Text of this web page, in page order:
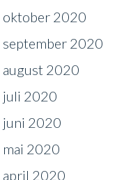
oktober 2020
september 2020
august 2020
juli 2020
juni 2020
mai 2020
april 2020